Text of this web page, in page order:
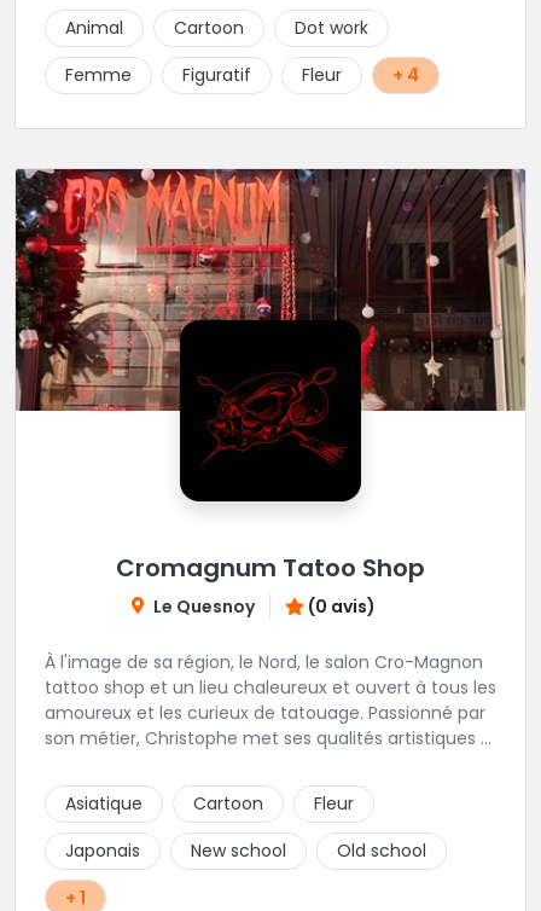
découvrir son super shop !
Animal Cartoon
Dot work
Femme
Figuratif Fleur + 4
Cromagnum Tatoo Shop
Le Quesnoy (0 avis)
À l'image de sa région, le Nord, le salon Cro-Magnon
tattoo shop et un lieu chaleureux et ouvert à tous les
amoureux et les curieux de tatouage. Passionné par
son métier, Christophe met ses qualités artistiques à
Asiatique
Cartoon
Fleur
Japonais
New school
Old school
+ 1